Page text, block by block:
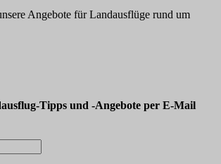
Angebote für Landausflüge rund um
Tipps und -Angebote per E-Mail